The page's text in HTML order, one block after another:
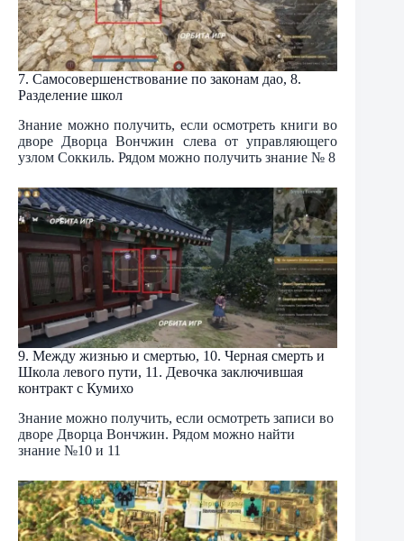
7. Самосовершенствование по законам дао, 8.
Разделение школ
Знание можно получить, если осмотреть книги во
дворе Дворца Вончжин слева от управляющего
узлом Соккиль. Рядом можно получить знание № 8
9. Между жизнью и смертью, 10. Черная смерть и
Школа левого пути, 11. Девочка заключившая
контракт с Кумихо
Знание можно получить, если осмотреть записи во
дворе Дворца Вончжин. Рядом можно найти
знание №10 и 11